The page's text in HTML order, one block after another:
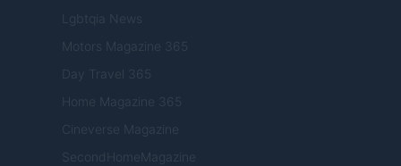
Lgbtqia News
Motors Magazine 365
Day Travel 365
Home Magazine 365
Cineverse Magazine
SecondHomeMagazine